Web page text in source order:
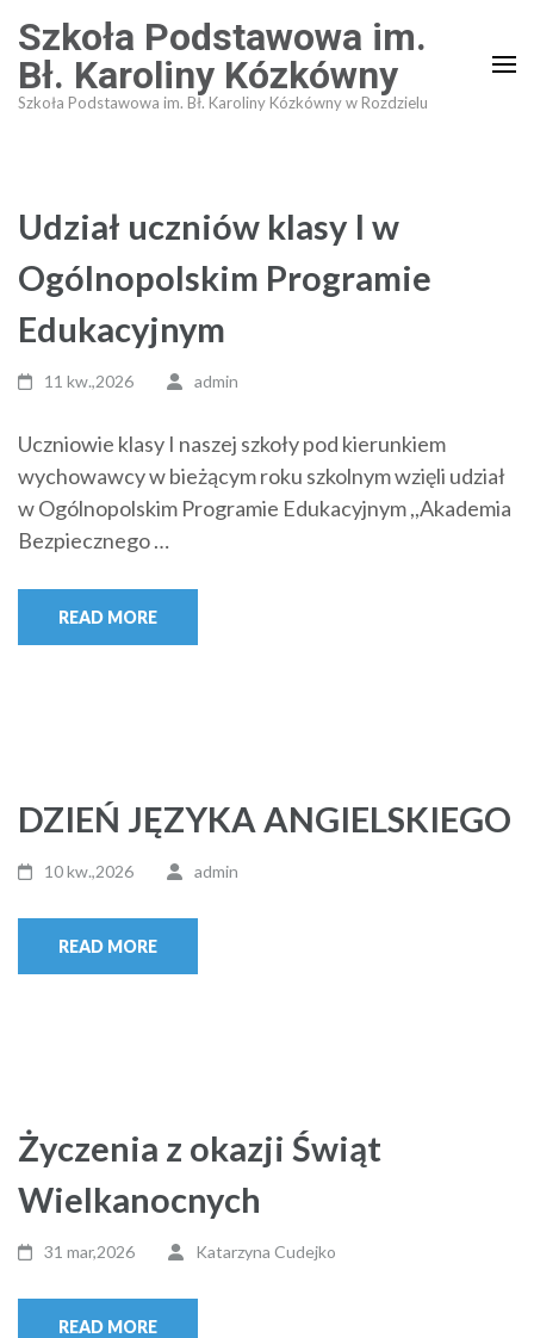
to
content
(Press
Szkoła Podstawowa im.
Bł. Karoliny Kózkówny
Szkoła Podstawowa im. Bł. Karoliny Kózkówny w Rozdzielu
Udział uczniów klasy I w
Ogólnopolskim Programie
Edukacyjnym
11 kw.,2026 admin
Uczniowie klasy I naszej szkoły pod kierunkiem
wychowawcy w bieżącym roku szkolnym wzięli udział
w Ogólnopolskim Programie Edukacyjnym ,,Akademia
Bezpiecznego …
READ MORE
DZIEŃ JĘZYKA ANGIELSKIEGO
10 kw.,2026 admin
READ MORE
Życzenia z okazji Świąt
Wielkanocnych
31 mar,2026 Katarzyna Cudejko
READ MORE